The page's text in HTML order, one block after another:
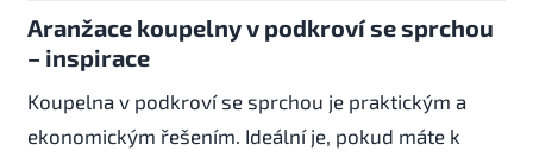
Aranžace koupelny v podkroví se sprchou
– inspirace
Koupelna v podkroví se sprchou je praktickým a
ekonomickým řešením. Ideální je, pokud máte k